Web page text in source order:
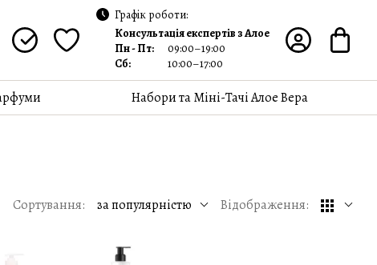
Графік роботи:
Консультація експертів з Алое
Пн - Пт:
09:00–19:00
Сб:
10:00–17:00
Набори та Міні-Тачі Алое Вера
Сортування: за популярністю Відображення: